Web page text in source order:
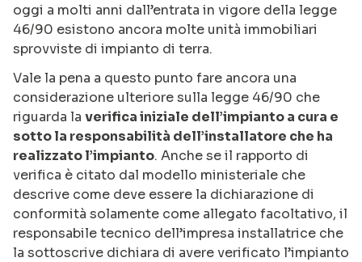
oggi a molti anni dall’entrata in vigore della legge
46/90 esistono ancora molte unità immobiliari
sprovviste di impianto di terra.
Vale la pena a questo punto fare ancora una
considerazione ulteriore sulla legge 46/90 che
riguarda la verifica iniziale dell’impianto a cura e
sotto la responsabilità dell’installatore che ha
realizzato l’impianto. Anche se il rapporto di
verifica è citato dal modello ministeriale che
descrive come deve essere la dichiarazione di
conformità solamente come allegato facoltativo, il
responsabile tecnico dell’impresa installatrice che
la sottoscrive dichiara di avere verificato l’impianto